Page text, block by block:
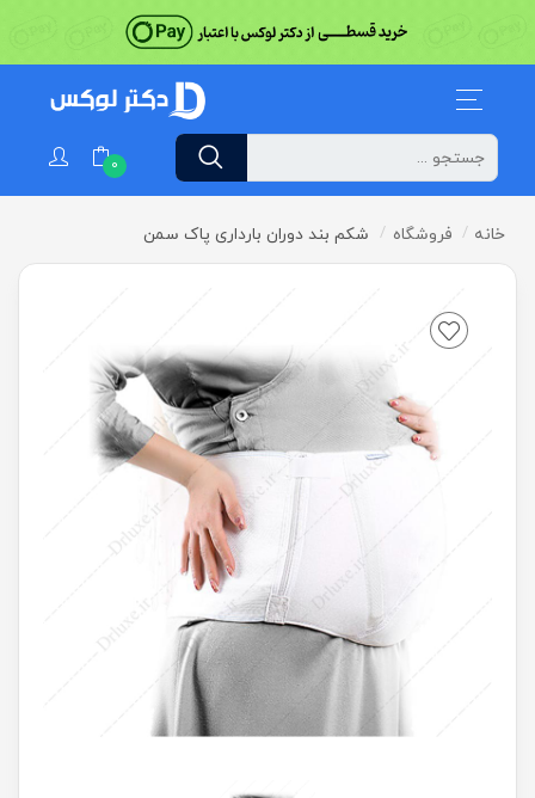
0
خانه فروشگاه شکم بند دوران بارداری پاک سمن